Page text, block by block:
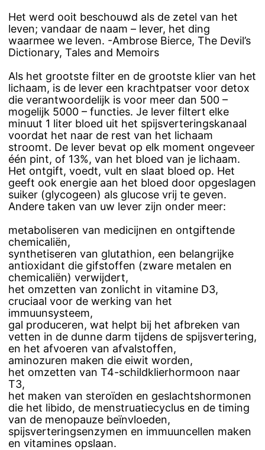
Het werd ooit beschouwd als de zetel van het
leven; vandaar de naam – lever, het ding
waarmee we leven. -Ambrose Bierce, The Devil’s
Dictionary, Tales and Memoirs
Als het grootste filter en de grootste klier van het
lichaam, is de lever een krachtpatser voor detox
die verantwoordelijk is voor meer dan 500 –
mogelijk 5000 – functies. Je lever filtert elke
minuut 1 liter bloed uit het spijsverteringskanaal
voordat het naar de rest van het lichaam
stroomt. De lever bevat op elk moment ongeveer
één pint, of 13%, van het bloed van je lichaam.
Het ontgift, voedt, vult en slaat bloed op. Het
geeft ook energie aan het bloed door opgeslagen
suiker (glycogeen) als glucose vrij te geven.
Andere taken van uw lever zijn onder meer:
metaboliseren van medicijnen en ontgiftende
chemicaliën,
synthetiseren van glutathion, een belangrijke
antioxidant die gifstoffen (zware metalen en
chemicaliën) verwijdert,
het omzetten van zonlicht in vitamine D3,
cruciaal voor de werking van het
immuunsysteem,
gal produceren, wat helpt bij het afbreken van
vetten in de dunne darm tijdens de spijsvertering,
en het afvoeren van afvalstoffen,
aminozuren maken die eiwit worden,
het omzetten van T4-schildklierhormoon naar
T3,
het maken van steroïden en geslachtshormonen
die het libido, de menstruatiecyclus en de timing
van de menopauze beïnvloeden,
spijsverteringsenzymen en immuuncellen maken
en vitamines opslaan.